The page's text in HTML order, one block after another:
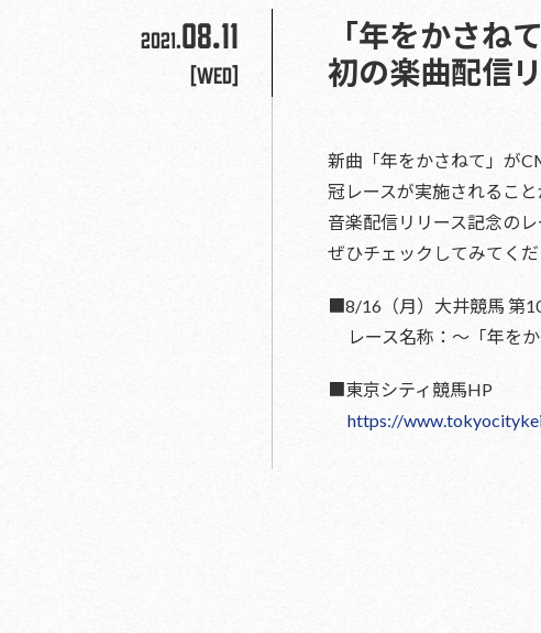
2021.08.11
[Wed]
「年をかさね
初の楽曲配信
新曲「年をかさねて」が
冠レースが実施されること
音楽配信リリース記念のレ
ぜひチェックしてみてくだ
■8/16（月）大井競馬 第
レース名称：〜「年を
■東京シティ競馬HP
https://